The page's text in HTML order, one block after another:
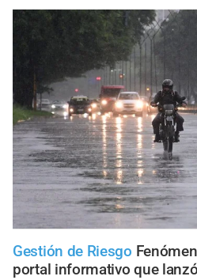
Gestión de Riesgo
portal informativo que